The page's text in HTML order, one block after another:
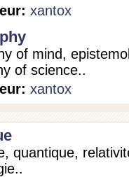
xantox
of mind,
of science..
xantox
quantique,